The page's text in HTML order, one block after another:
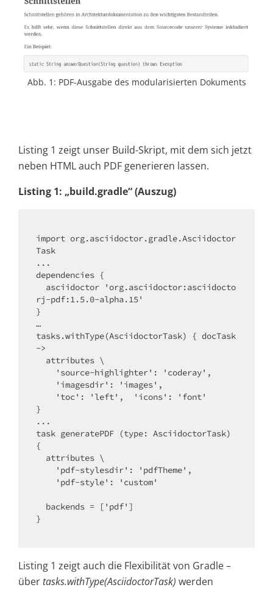
Abb. 1: PDF-Ausgabe des modularisierten Dokuments
Listing 1 zeigt unser Build-Skript, mit dem sich jetzt
neben HTML auch PDF generieren lassen.
Listing 1: „build.gradle“ (Auszug)
import org.asciidoctor.gradle.Asciidoctor
Task
...
dependencies {
rj-pdf:1.5.0-alpha.15'
}
…
tasks.withType(AsciidoctorTask) { docTask
->
}
...
task generatePDF (type: AsciidoctorTask)
{
}
Listing 1 zeigt auch die Flexibilität von Gradle –
übertasks.withType(AsciidoctorTask) werden